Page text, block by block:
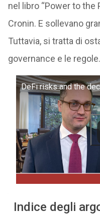
nel libro “Power to the
Cronin. E sollevano
Tuttavia, si tratta di
governance e le regole.
DeFi risks and the
Indice degli